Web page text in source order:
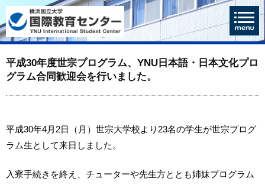
平成30年度世宗プログラム、YNU日本語・日本文化プロ
グラム合同歓迎会を行いました。
平成30年4月2日（月）世宗大学校より23名の学生が世宗プログ
ラム生として来日しました。
入寮手続きを終え、チューターや先生方ととも姉妹プログラム